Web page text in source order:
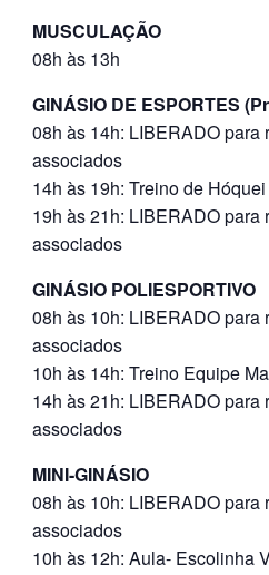
MUSCULAÇÃO
08h às 13h
GINÁSIO DE ESPORTES
08h às 14h: LIBERADO para
associados
14h às 19h: Treino de Hóquei
19h às 21h: LIBERADO para
associados
GINÁSIO POLIESPORTIVO
08h às 10h: LIBERADO para
associados
10h às 14h: Treino Equipe
14h às 21h: LIBERADO para
associados
MINI-GINÁSIO
08h às 10h: LIBERADO para
associados
10h às 12h: Aula- Escolinha